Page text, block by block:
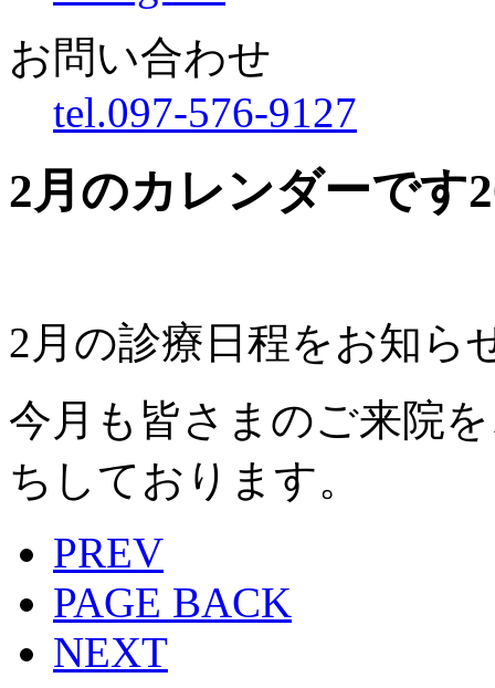
お問い合わせ
tel.097-576-9127
2月のカレンダーです
2月の診療日程をお知ら
今月も皆さまのご来院
ちしております。
PREV
PAGE BACK
NEXT